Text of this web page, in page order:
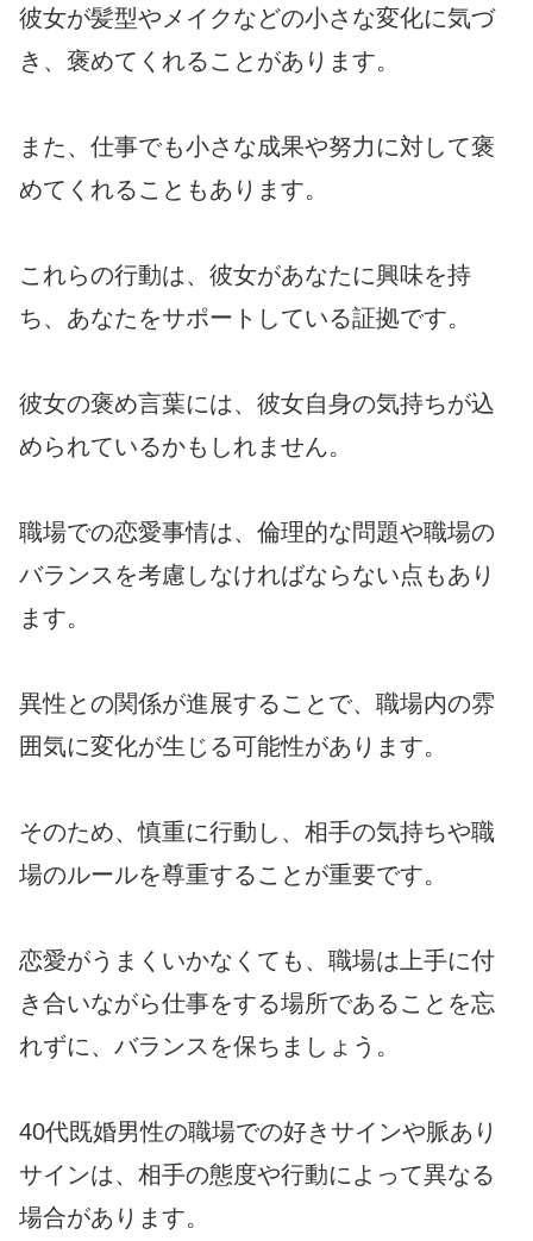
彼女が髪型やメイクなどの小さな変化に気づ
き、褒めてくれることがあります。
また、仕事でも小さな成果や努力に対して褒
めてくれることもあります。
これらの行動は、彼女があなたに興味を持
ち、あなたをサポートしている証拠です。
彼女の褒め言葉には、彼女自身の気持ちが込
められているかもしれません。
職場での恋愛事情は、倫理的な問題や職場の
バランスを考慮しなければならない点もあり
ます。
異性との関係が進展することで、職場内の雰
囲気に変化が生じる可能性があります。
そのため、慎重に行動し、相手の気持ちや職
場のルールを尊重することが重要です。
恋愛がうまくいかなくても、職場は上手に付
き合いながら仕事をする場所であることを忘
れずに、バランスを保ちましょう。
40代既婚男性の職場での好きサインや脈あり
サインは、相手の態度や行動によって異なる
場合があります。